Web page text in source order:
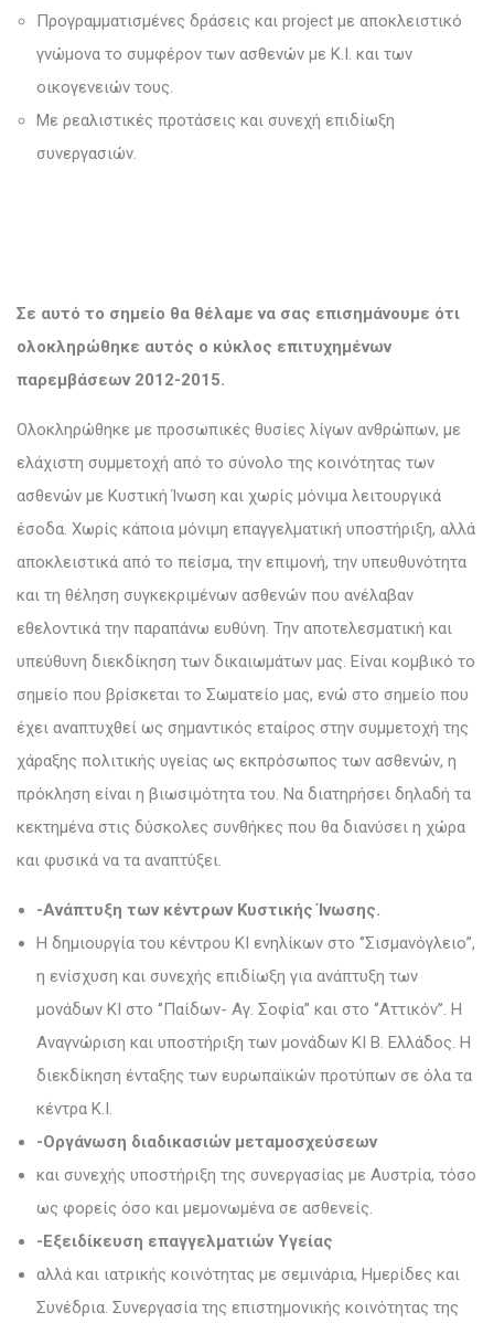
Προγραμματισμένες δράσεις και project με αποκλειστικό
γνώμονα το συμφέρον των ασθενών με Κ.Ι. και των
οικογενειών τους.
Με ρεαλιστικές προτάσεις και συνεχή επιδίωξη
συνεργασιών.
Σε αυτό το σημείο θα θέλαμε να σας επισημάνουμε ότι
ολοκληρώθηκε αυτός ο κύκλος επιτυχημένων
παρεμβάσεων 2012-2015.
Ολοκληρώθηκε με προσωπικές θυσίες λίγων ανθρώπων, με
ελάχιστη συμμετοχή από το σύνολο της κοινότητας των
ασθενών με Κυστική Ίνωση και χωρίς μόνιμα λειτουργικά
έσοδα. Χωρίς κάποια μόνιμη επαγγελματική υποστήριξη, αλλά
αποκλειστικά από το πείσμα, την επιμονή, την υπευθυνότητα
και τη θέληση συγκεκριμένων ασθενών που ανέλαβαν
εθελοντικά την παραπάνω ευθύνη. Την αποτελεσματική και
υπεύθυνη διεκδίκηση των δικαιωμάτων μας. Είναι κομβικό το
σημείο που βρίσκεται το Σωματείο μας, ενώ στο σημείο που
έχει αναπτυχθεί ως σημαντικός εταίρος στην συμμετοχή της
χάραξης πολιτικής υγείας ως εκπρόσωπος των ασθενών, η
πρόκληση είναι η βιωσιμότητα του. Να διατηρήσει δηλαδή τα
κεκτημένα στις δύσκολες συνθήκες που θα διανύσει η χώρα
και φυσικά να τα αναπτύξει.
-Ανάπτυξη των κέντρων Κυστικής Ίνωσης.
Η δημιουργία του κέντρου ΚΙ ενηλίκων στο ‘’Σισμανόγλειο’’,
η ενίσχυση και συνεχής επιδίωξη για ανάπτυξη των
μονάδων ΚΙ στο ‘’Παίδων- Αγ. Σοφία’’ και στο ‘’Αττικόν’’. Η
Αναγνώριση και υποστήριξη των μονάδων ΚΙ Β. Ελλάδος. Η
διεκδίκηση ένταξης των ευρωπαϊκών προτύπων σε όλα τα
κέντρα Κ.Ι.
-Οργάνωση διαδικασιών μεταμοσχεύσεων
και συνεχής υποστήριξη της συνεργασίας με Αυστρία, τόσο
ως φορείς όσο και μεμονωμένα σε ασθενείς.
-Εξειδίκευση επαγγελματιών Υγείας
αλλά και ιατρικής κοινότητας με σεμινάρια, Ημερίδες και
Συνέδρια. Συνεργασία της επιστημονικής κοινότητας της